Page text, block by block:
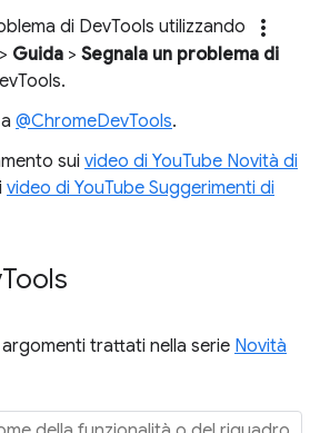
di DevTools utilizzando
more_vert
> Guida > Segnala un problema di
@ChromeDevTools.
sui video di YouTube Novità di
video di YouTube Suggerimenti di
Tools
trattati nella serie Novità